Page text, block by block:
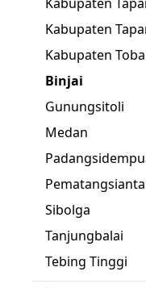
Kabupaten
Kabupaten
Binjai
Gunungsitoli
Medan
Sibolga
Tanjungbalai
Tebing Tinggi